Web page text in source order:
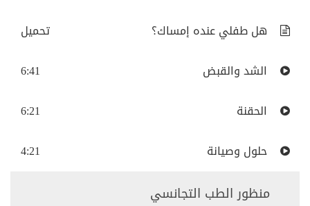
تحميل
هل طفلي عنده إمساك؟
6:41
الشد والقبض
6:21
الحقنة
4:21
حلول وصيانة
منظور الطب التجانسي